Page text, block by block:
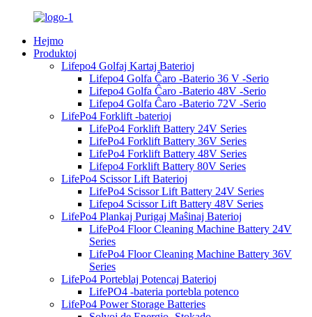
Hejmo
Produktoj
Lifepo4 Golfaj Kartaj Baterioj
Lifepo4 Golfa Ĉaro -Baterio 36 V -Serio
Lifepo4 Golfa Ĉaro -Baterio 48V -Serio
Lifepo4 Golfa Ĉaro -Baterio 72V -Serio
LifePo4 Forklift -baterioj
LifePo4 Forklift Battery 24V Series
LifePo4 Forklift Battery 36V Series
LifePo4 Forklift Battery 48V Series
Lifepo4 Forklift Battery 80V Series
LifePo4 Scissor Lift Baterioj
LifePo4 Scissor Lift Battery 24V Series
Lifepo4 Scissor Lift Battery 48V Series
LifePo4 Plankaj Purigaj Maŝinaj Baterioj
LifePo4 Floor Cleaning Machine Battery 24V
Series
LifePo4 Floor Cleaning Machine Battery 36V
Series
LifePo4 Porteblaj Potencaj Baterioj
LifePO4 -bateria portebla potenco
LifePo4 Power Storage Batteries